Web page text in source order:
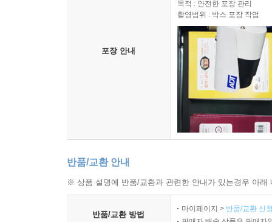
포장 안내
목적 : 안전한 포장 관리
촬영범위 : 박스 포장 작업
반품/교환 안내
※ 상품 설명에 반품/교환과 관련한 안내가 있는경우 아
반품/교환 방법
마이페이지 > 반품/교환 신